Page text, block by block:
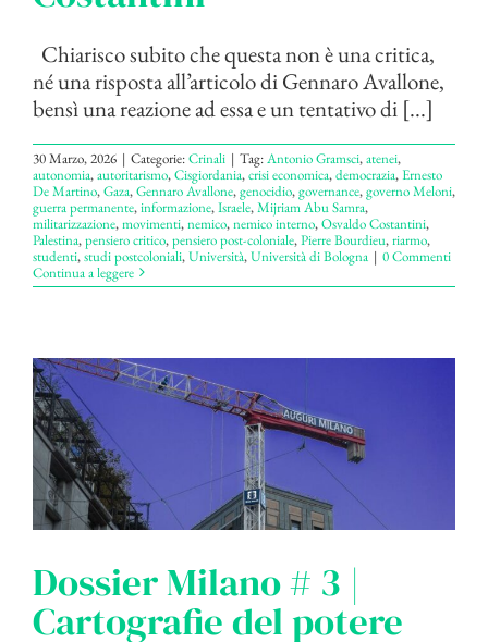
Chiarisco subito che questa non è una critica,
né una risposta all’articolo di Gennaro Avallone,
bensì una reazione ad essa e un tentativo di [...]
30 Marzo, 2026 | Categorie:Crinali | Tag:Antonio Gramsci,atenei,
autonomia,autoritarismo,Cisgiordania,crisi economica,democrazia,Ernesto
De Martino,Gaza,Gennaro Avallone,genocidio,governance,governo Meloni,
guerra permanente,informazione,Israele,Mijriam Abu Samra,
militarizzazione,movimenti,nemico,nemico interno,Osvaldo Costantini,
Palestina,pensiero critico,pensiero post-coloniale,Pierre Bourdieu,riarmo,
studenti,studi postcoloniali,Università,Università di Bologna | 0 Commenti
Continua a leggere
Dossier Milano # 3 |
Cartografie del potere